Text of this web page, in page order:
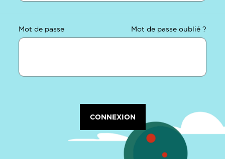
Mot de passe Mot de passe oublié ?
CONNEXION